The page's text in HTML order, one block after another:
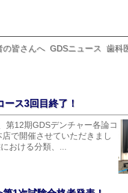
の皆さんへ GDSニュース 歯科
ース3回目終了！
第12期GDSデンチャー各論コ
で開催させていただきまし
おける分類、...